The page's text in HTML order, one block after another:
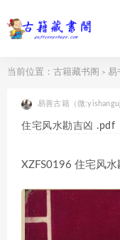
当前位置： 古籍藏书阁 > 易
易善古籍（微
住宅风水勘吉凶 .pdf
XZFS0196 住宅风